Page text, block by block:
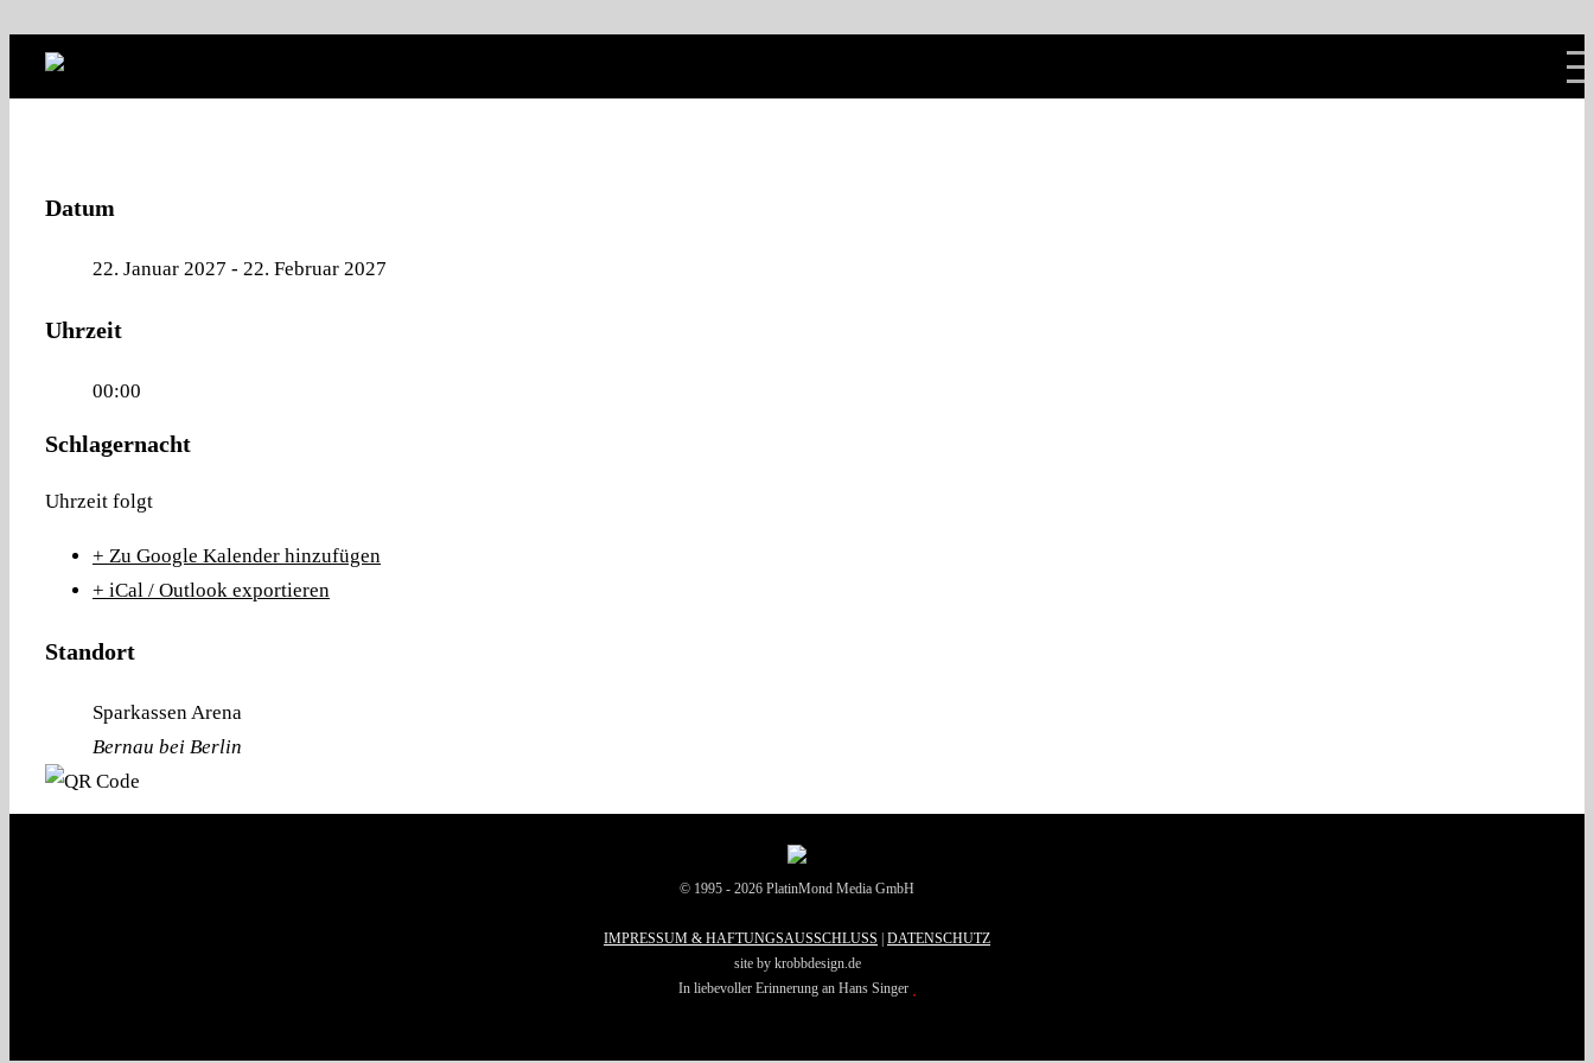
Datum
22. Januar 2027 - 22. Februar 2027
Uhrzeit
00:00
Schlagernacht
Uhrzeit folgt
+ Zu Google Kalender hinzufügen
+ iCal / Outlook exportieren
Standort
Sparkassen Arena
Bernau bei Berlin
© 1995 - 2026 PlatinMond Media GmbH
IMPRESSUM & HAFTUNGSAUSSCHLUSS
DATENSCHUTZ
site by krobbdesign.de
In liebevoller Erinnerung an Hans Singer